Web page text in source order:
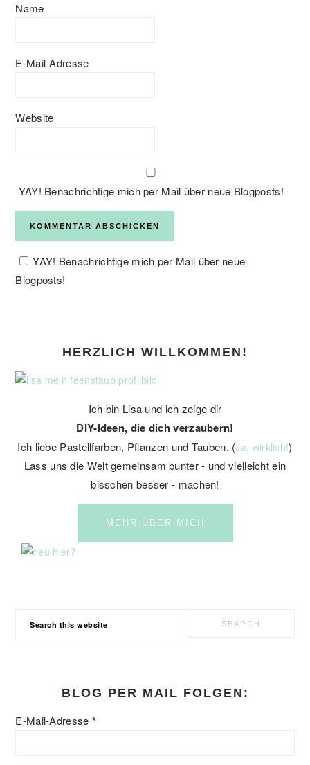
Name
E-Mail-Adresse
Website
YAY! Benachrichtige mich per Mail über neue Blogposts!
YAY! Benachrichtige mich per Mail über neue
Blogposts!
HERZLICH WILLKOMMEN!
Ich bin Lisa und ich zeige dir
DIY-Ideen, die dich verzaubern!
Ich liebe Pastellfarben, Pflanzen und Tauben. (Ja, wirklich!)
Lass uns die Welt gemeinsam bunter - und vielleicht ein
bisschen besser - machen!
MEHR ÜBER MICH
BLOG PER MAIL FOLGEN:
E-Mail-Adresse *